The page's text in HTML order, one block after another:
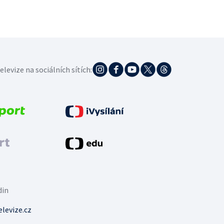
na sociálních sítích: